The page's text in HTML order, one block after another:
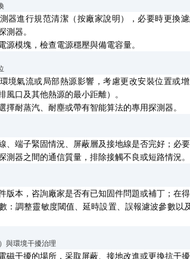
器進行規范清潔（按廠家說明），必要時更換
測器。
源模塊，檢查電源穩壓與備電容量。
境氣流或局部熱源影響，考慮更改安裝位置或
風口及其他熱源的最小距離）。
擇耐蒸汽、耐塵或帶有智能算法的專用探測器。
、端子緊固情況、屏蔽層及接地線是否完好；必
測器之間的通信質量，排除接觸不良或短路情況。
版本，咨詢廠家是否有已知固件問題或補丁；在
：調整靈敏度閾值、延時設置、誤報濾波參數以
與環境干擾治理
磁干擾的場所，采取屏蔽、接地改進或更換抗干擾